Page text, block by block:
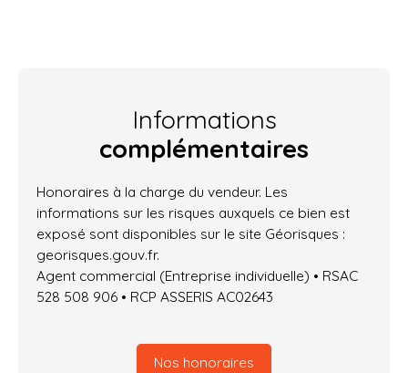
Informations
complémentaires
Honoraires à la charge du vendeur. Les
informations sur les risques auxquels ce bien est
exposé sont disponibles sur le site Géorisques :
georisques.gouv.fr.
Agent commercial (Entreprise individuelle) • RSAC
528 508 906 • RCP ASSERIS AC02643
Nos honoraires